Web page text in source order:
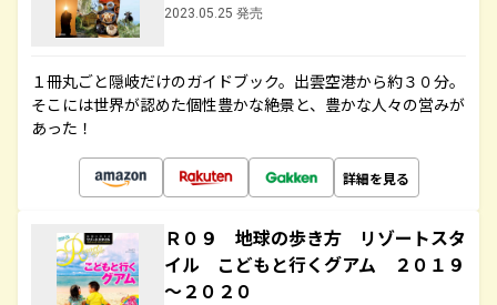
2023.05.25 発売
１冊丸ごと隠岐だけのガイドブック。出雲空港から約３０分。
そこには世界が認めた個性豊かな絶景と、豊かな人々の営みが
あった！
詳細を見る
Ｒ０９ 地球の歩き方 リゾートスタ
イル こどもと行くグアム ２０１９
～２０２０